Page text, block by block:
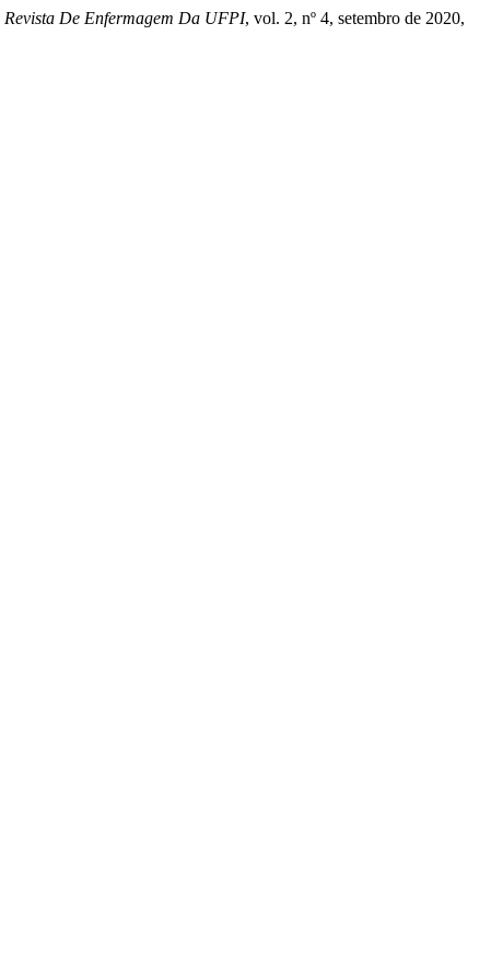
Revista De Enfermagem Da UFPI, vol. 2, nº 4, setembro de 2020,